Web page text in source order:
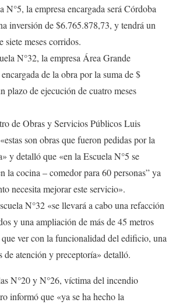
N°5, la empresa encargada será Córdoba
inversión de $6.765.878,73, y tendrá un
siete meses corridos.
N°32, la empresa Área Grande
de la obra por la suma de $
plazo de ejecución de cuatro meses
de Obras y Servicios Públicos Luis
son obras que fueron pedidas por la
y detalló que «en la Escuela N°5 se
la cocina – comedor para 60 personas” ya
necesita mejorar este servicio».
N°32 «se llevará a cabo una refacción
y una ampliación de más de 45 metros
ver con la funcionalidad del edificio, una
de atención y preceptoría» detalló.
N°20 y N°26, víctima del incendio
informó que «ya se ha hecho la